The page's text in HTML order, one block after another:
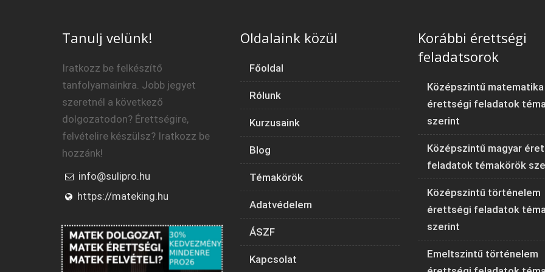
Tanulj velünk!
Iratkozz be felkészítő
tanfolyamainkra. Jobb jegyet
szeretnél a következő
dolgozatodon? Érettségire,
felvételire készülsz? Iratkozz be
hozzánk!
info@sulipro.hu
https://mateking.hu
Oldalaink közül
Főoldal
Rólunk
Kurzusaink
Blog
Témakörök
Adatvédelem
ÁSZF
Kapcsolat
Korábbi érettségi
feladatsorok
Középszintű matematika
érettségi feladatok
szerint
Középszintű magyar
feladatok témakörök
Középszintű történelem
érettségi feladatok
szerint
Emeltszintű történelem